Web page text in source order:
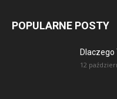
POPULARNE POSTY
Dlaczego
12